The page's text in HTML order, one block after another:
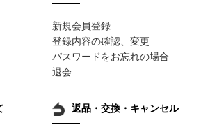
新規会員登録
登録内容の確認、変更
パスワードをお忘れの場合
退会
返品・交換・キャンセル